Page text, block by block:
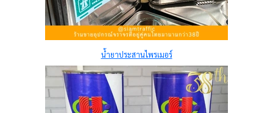
น้ำยาประสานไพรเมอร์